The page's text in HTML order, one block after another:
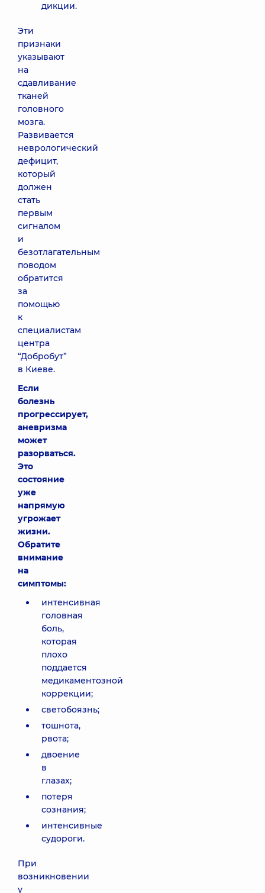
дикции.
Эти
признаки
указывают
на
сдавливание
тканей
головного
мозга.
Развивается
неврологический
дефицит,
который
должен
стать
первым
сигналом
и
безотлагательным
поводом
обратится
за
помощью
к
специалистам
центра
“Добробут”
в Киеве.
Если
болезнь
прогрессирует,
аневризма
может
разорваться.
Это
состояние
уже
напрямую
угрожает
жизни.
Обратите
внимание
на
симптомы:
интенсивная
головная
боль,
которая
плохо
поддается
медикаментозной
коррекции;
светобоязнь;
тошнота,
рвота;
двоение
в
глазах;
потеря
сознания;
интенсивные
судороги.
При
возникновении
у